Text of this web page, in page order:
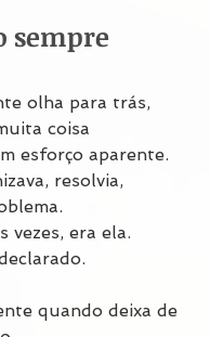
sempre
olha para trás,
coisa
esforço aparente.
resolvia,
vezes, era ela.
quando deixa de